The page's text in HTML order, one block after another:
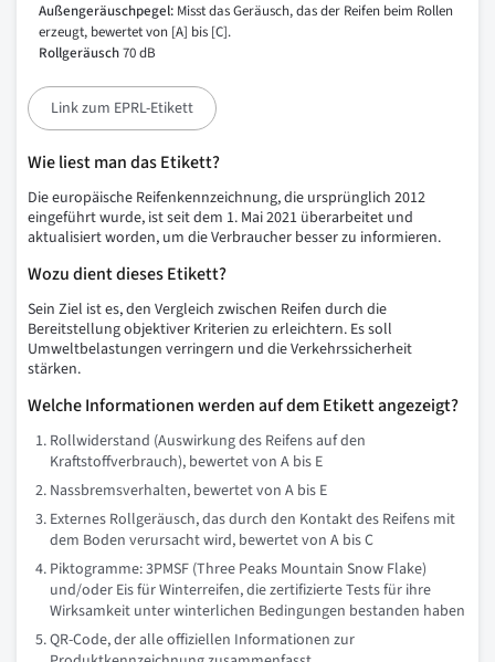
Außengeräuschpegel: Misst das Geräusch, das der Reifen beim Rollen
erzeugt, bewertet von [A] bis [C].
Rollgeräusch70 dB
Link zum EPRL-Etikett
Wie liest man das Etikett?
Die europäische Reifenkennzeichnung, die ursprünglich 2012
eingeführt wurde, ist seit dem 1. Mai 2021 überarbeitet und
aktualisiert worden, um die Verbraucher besser zu informieren.
Wozu dient dieses Etikett?
Sein Ziel ist es, den Vergleich zwischen Reifen durch die
Bereitstellung objektiver Kriterien zu erleichtern. Es soll
Umweltbelastungen verringern und die Verkehrssicherheit
stärken.
Welche Informationen werden auf dem Etikett angezeigt?
Rollwiderstand (Auswirkung des Reifens auf den
Kraftstoffverbrauch), bewertet von A bis E
Nassbremsverhalten, bewertet von A bis E
Externes Rollgeräusch, das durch den Kontakt des Reifens mit
dem Boden verursacht wird, bewertet von A bis C
Piktogramme: 3PMSF (Three Peaks Mountain Snow Flake)
und/oder Eis für Winterreifen, die zertifizierte Tests für ihre
Wirksamkeit unter winterlichen Bedingungen bestanden haben
QR-Code, der alle offiziellen Informationen zur